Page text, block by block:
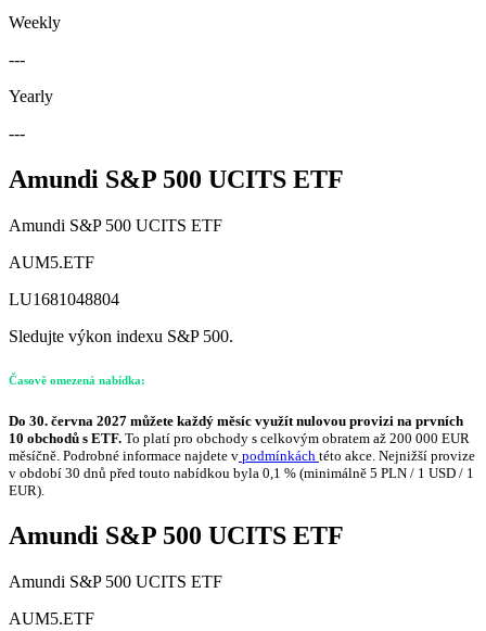
Weekly
---
Yearly
---
Amundi S&P 500 UCITS ETF
Amundi S&P 500 UCITS ETF
AUM5.ETF
LU1681048804
Sledujte výkon indexu S&P 500.
Časově omezená nabídka:
Do 30. června 2027 můžete každý měsíc využít nulovou provizi na prvních
10 obchodů s ETF. To platí pro obchody s celkovým obratem až 200 000 EUR
měsíčně. Podrobné informace najdete v podmínkách této akce. Nejnižší provize
v období 30 dnů před touto nabídkou byla 0,1 % (minimálně 5 PLN / 1 USD / 1
EUR).
Amundi S&P 500 UCITS ETF
Amundi S&P 500 UCITS ETF
AUM5.ETF